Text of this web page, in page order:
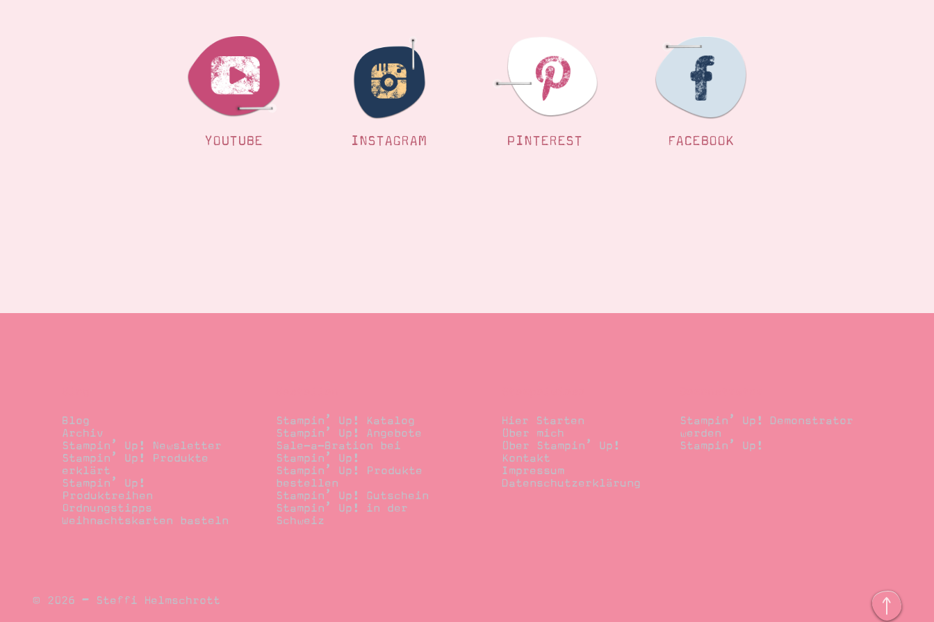
YOUTUBE INSTAGRAM PINTEREST FACEBOOK
Blog
Archiv
Stampin’ Up! Newsletter
Stampin’ Up! Produkte
erklärt
Stampin’ Up!
Produktreihen
Ordnungstipps
Weihnachtskarten basteln
Stampin’ Up! Katalog
Stampin’ Up! Angebote
Sale-a-Bration bei
Stampin’ Up!
Stampin’ Up! Produkte
bestellen
Stampin’ Up! Gutschein
Stampin’ Up! in der
Schweiz
Hier Starten
Über mich
Über Stampin’ Up!
Kontakt
Impressum
Datenschutzerklärung
Stampin’ Up! Demonstrator
werden
Stampin’ Up!
© 2026 – Steffi Helmschrott